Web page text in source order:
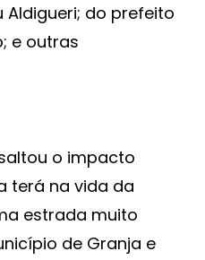
Aldigueri; do prefeito
e outras
o impacto
terá na vida da
estrada muito
de Granja e